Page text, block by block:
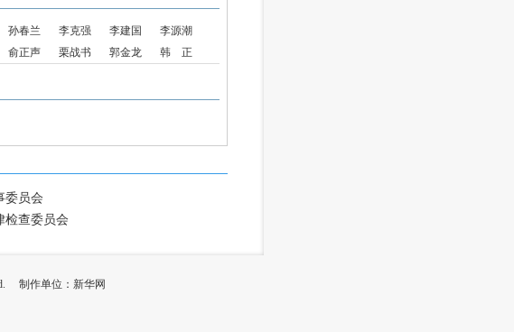
孙春兰 李克强 李建国
李源潮
俞正声 栗战书 郭金龙 韩 正
委员会
检查委员会
制作单位：新华网